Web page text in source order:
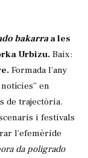
bakarraa les
Urbizu. Baix:
Formada l’any
en
de trajectòria.
i festivals
l’efemèride
da poligrado